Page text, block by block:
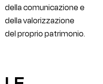
della comunicazione e
della valorizzazione
del proprio patrimonio.